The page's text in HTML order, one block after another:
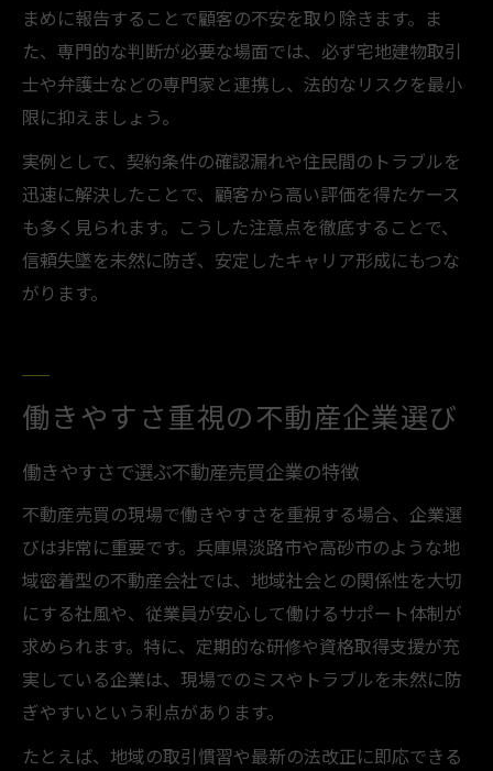
まめに報告することで顧客の不安を取り除きます。ま
た、専門的な判断が必要な場面では、必ず宅地建物取引
士や弁護士などの専門家と連携し、法的なリスクを最小
限に抑えましょう。
実例として、契約条件の確認漏れや住民間のトラブルを
迅速に解決したことで、顧客から高い評価を得たケース
も多く見られます。こうした注意点を徹底することで、
信頼失墜を未然に防ぎ、安定したキャリア形成にもつな
がります。
働きやすさ重視の不動産企業選び
働きやすさで選ぶ不動産売買企業の特徴
不動産売買の現場で働きやすさを重視する場合、企業選
びは非常に重要です。兵庫県淡路市や高砂市のような地
域密着型の不動産会社では、地域社会との関係性を大切
にする社風や、従業員が安心して働けるサポート体制が
求められます。特に、定期的な研修や資格取得支援が充
実している企業は、現場でのミスやトラブルを未然に防
ぎやすいという利点があります。
たとえば、地域の取引慣習や最新の法改正に即応できる